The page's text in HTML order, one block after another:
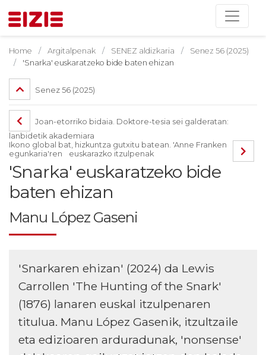
Home Argitalpenak SENEZ aldizkaria
Senez 56 (2025)
'Snarka' euskaratzeko bide baten ehizan
Senez 56 (2025)
Joan-etorriko bidaia. Doktore-tesia sei galderatan:
lanbidetik akademiara
Ikono global bat, hizkuntza gutxitu batean. 'Anne Franken
egunkaria'ren euskarazko itzulpenak
'Snarka' euskaratzeko bide
baten ehizan
Manu López Gaseni
'Snarkaren ehizan' (2024) da Lewis
Carrollen 'The Hunting of the Snark'
(1876) lanaren euskal itzulpenaren
titulua. Manu López Gasenik, itzultzaile
eta edizioaren arduradunak, 'nonsense'